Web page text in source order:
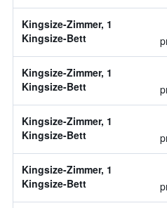
Kingsize-Zimmer, 1
Kingsize-Bett
Kingsize-Zimmer, 1
Kingsize-Bett
Kingsize-Zimmer, 1
Kingsize-Bett
Kingsize-Zimmer, 1
Kingsize-Bett